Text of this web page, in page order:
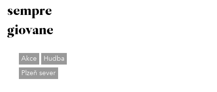
sempre
giovane
Akce
Hudba
Plzeň sever